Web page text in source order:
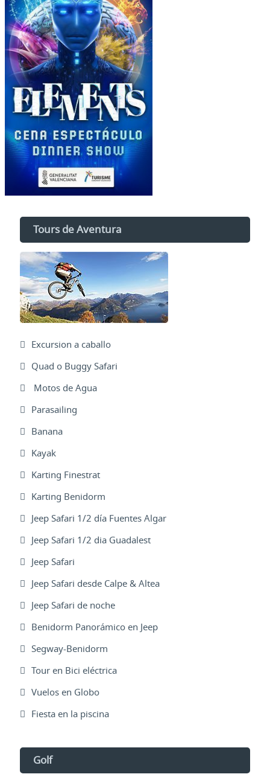
Tours de Aventura
Excursion a caballo
Quad o Buggy Safari
Motos de Agua
Parasailing
Banana
Kayak
Karting Finestrat
Karting Benidorm
Jeep Safari 1/2 día Fuentes Algar
Jeep Safari 1/2 dia Guadalest
Jeep Safari
Jeep Safari desde Calpe & Altea
Jeep Safari de noche
Benidorm Panorámico en Jeep
Segway-Benidorm
Tour en Bici eléctrica
Vuelos en Globo
Fiesta en la piscina
Golf